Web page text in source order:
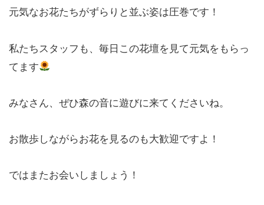
元気なお花たちがずらりと並ぶ姿は圧巻です！
私たちスタッフも、毎日この花壇を見て元気をもらっ
てます
みなさん、ぜひ森の音に遊びに来てくださいね。
お散歩しながらお花を見るのも大歓迎ですよ！
ではまたお会いしましょう！